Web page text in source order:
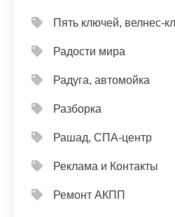
Пять ключей, велнес-
Радости мира
Радуга, автомойка
Разборка
Рашад, СПА-центр
Реклама и Контакты
Ремонт АКПП